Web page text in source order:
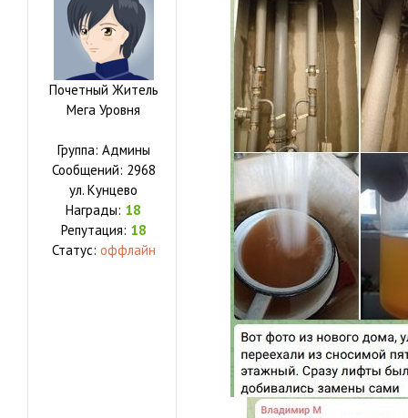
Почетный Житель
Мега Уровня
Группа: Админы
Сообщений: 2968
ул. Кунцево
Награды: 18
Репутация: 18
Статус: оффлайн